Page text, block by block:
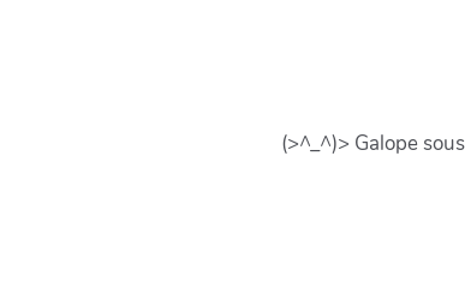
(>^_^)> Galope sous